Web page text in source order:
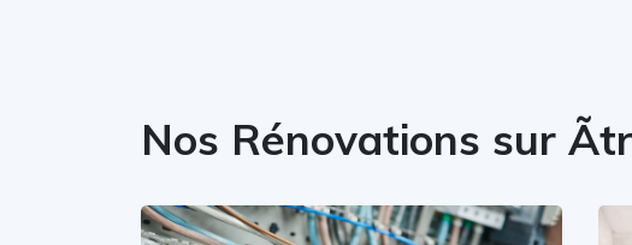
Nos Rénovations sur